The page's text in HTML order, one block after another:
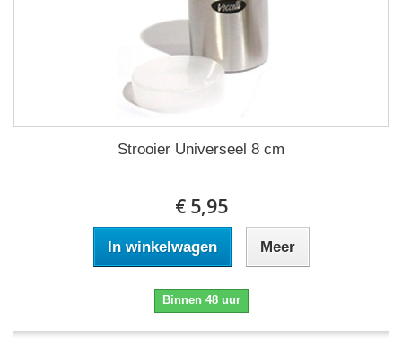
Strooier Universeel 8 cm
€ 5,95
In winkelwagen Meer
Binnen 48 uur